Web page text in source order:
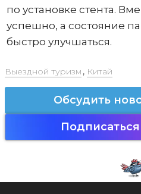
по установке стента.
успешно, а состояние
быстро улучшаться.
Выездной туризм , Китай
Обсудить
Подписаться